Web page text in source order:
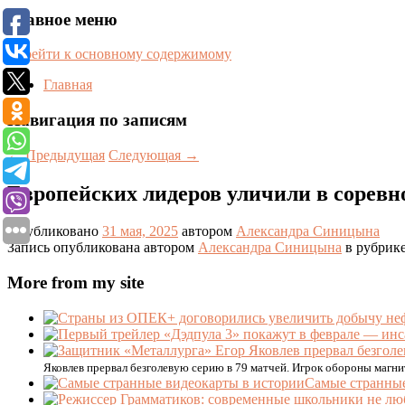
Главное меню
Перейти к основному содержимому
Главная
Навигация по записям
←Предыдущая Следующая →
Европейских лидеров уличили в
Опубликовано 31 мая, 2025 автором Александра Синицына
Запись опубликована автором Александра Синицына в
More from my site
Яковлев прервал безголевую серию в 79 матчей. Игрок обороны
Самые